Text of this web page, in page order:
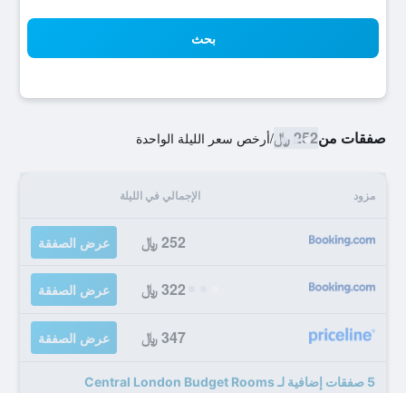
بحث
صفقات من252 ﷼ /أرخص سعر الليلة الواحدة
مزود الإجمالي في الليلة
252 ﷼ عرض الصفقة
322 ﷼ عرض الصفقة
347 ﷼ عرض الصفقة
5 صفقات إضافية لـ Central London Budget Rooms